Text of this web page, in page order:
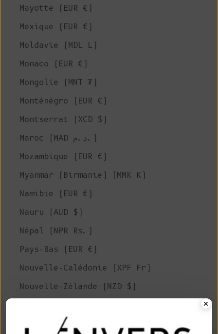
Mayotte (EUR €)
Mexique (EUR €)
Moldavie (MDL L)
Monaco (EUR €)
Mongolie (MNT ₮)
Monténégro (EUR €)
Montserrat (XCD $)
Maroc (MAD د.م.)
Mozambique (EUR €)
Myanmar (Birmanie) (MMK K)
Namibie (EUR €)
Nauru (AUD $)
Népal (NPR Rs.)
Pays-Bas (EUR €)
Nouvelle-Calédonie (XPF Fr)
Nouvelle-Zélande (NZD $)
Niger (XOF Fr)